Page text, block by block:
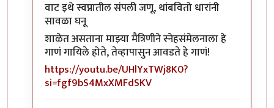
In reply toकेतकीच्या बनी तिथे नाचला गं…by
वाट इथे स्वप्नातील संपली जणू, थांबवितो धारांनी
सावळा घनू
शाळेत असताना माझ्या मैत्रिणीने स्नेहसंमेलनाला हे
गाणं गायिले होते, तेव्हापासुन आवडते हे गाणं!
https://youtu.be/UHlYxTWj8K0?
si=fgf9bS4MxXMFdSKV